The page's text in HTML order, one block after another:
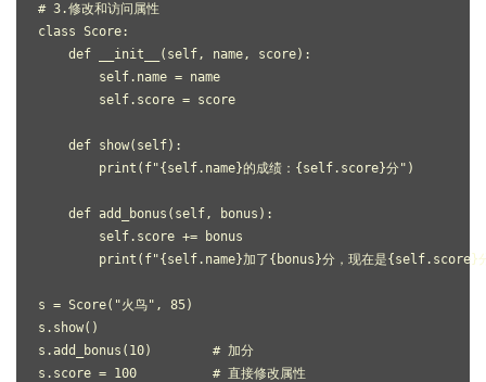
# 3.修改和访问属性
class Score:
    def __init__(self, name, score):
        self.name = name
        self.score = score
    def show(self):
        print(f"{self.name}的成绩：{self.score}分")
    def add_bonus(self, bonus):
        self.score += bonus
print(f"{self.name}加了{bonus}分，现在是{self.score}
s = Score("火鸟", 85)
s.show()
s.add_bonus(10)        # 加分
s.score = 100          # 直接修改属性